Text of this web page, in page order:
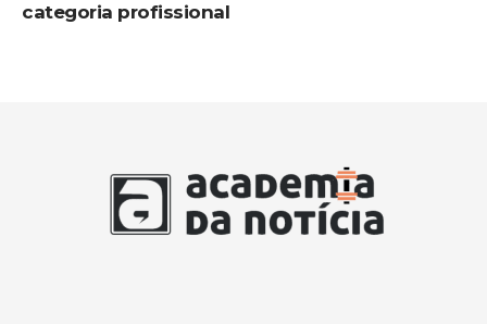
categoria profissional